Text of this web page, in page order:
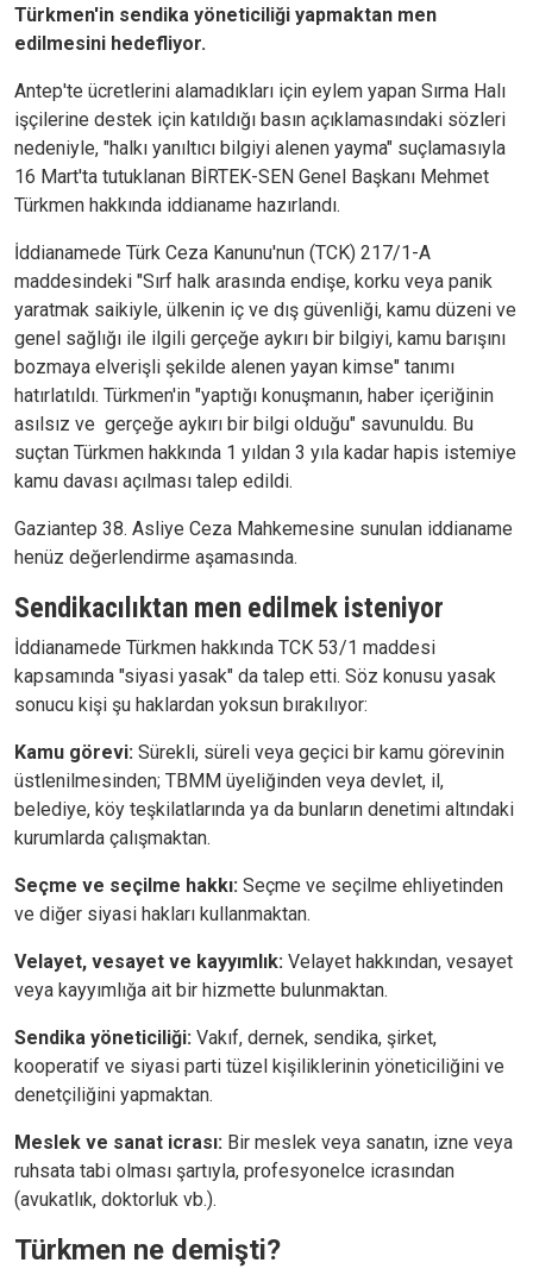
Türkmen'in sendika yöneticiliği yapmaktan men
edilmesini hedefliyor.
Antep'te ücretlerini alamadıkları için eylem yapan Sırma Halı
işçilerine destek için katıldığı basın açıklamasındaki sözleri
nedeniyle, "halkı yanıltıcı bilgiyi alenen yayma" suçlamasıyla
16 Mart'ta tutuklanan BİRTEK-SEN Genel Başkanı Mehmet
Türkmen hakkında iddianame hazırlandı.
İddianamede Türk Ceza Kanunu'nun (TCK) 217/1-A
maddesindeki "Sırf halk arasında endişe, korku veya panik
yaratmak saikiyle, ülkenin iç ve dış güvenliği, kamu düzeni ve
genel sağlığı ile ilgili gerçeğe aykırı bir bilgiyi, kamu barışını
bozmaya elverişli şekilde alenen yayan kimse" tanımı
hatırlatıldı. Türkmen'in "yaptığı konuşmanın, haber içeriğinin
asılsız ve gerçeğe aykırı bir bilgi olduğu" savunuldu. Bu
suçtan Türkmen hakkında 1 yıldan 3 yıla kadar hapis istemiye
kamu davası açılması talep edildi.
Gaziantep 38. Asliye Ceza Mahkemesine sunulan iddianame
henüz değerlendirme aşamasında.
Sendikacılıktan men edilmek isteniyor
İddianamede Türkmen hakkında TCK 53/1 maddesi
kapsamında "siyasi yasak" da talep etti. Söz konusu yasak
sonucu kişi şu haklardan yoksun bırakılıyor:
Kamu görevi: Sürekli, süreli veya geçici bir kamu görevinin
üstlenilmesinden; TBMM üyeliğinden veya devlet, il,
belediye, köy teşkilatlarında ya da bunların denetimi altındaki
kurumlarda çalışmaktan.
Seçme ve seçilme hakkı: Seçme ve seçilme ehliyetinden
ve diğer siyasi hakları kullanmaktan.
Velayet, vesayet ve kayyımlık: Velayet hakkından, vesayet
veya kayyımlığa ait bir hizmette bulunmaktan.
Sendika yöneticiliği: Vakıf, dernek, sendika, şirket,
kooperatif ve siyasi parti tüzel kişiliklerinin yöneticiliğini ve
denetçiliğini yapmaktan.
Meslek ve sanat icrası: Bir meslek veya sanatın, izne veya
ruhsata tabi olması şartıyla, profesyonelce icrasından
(avukatlık, doktorluk vb.).
Türkmen ne demişti?